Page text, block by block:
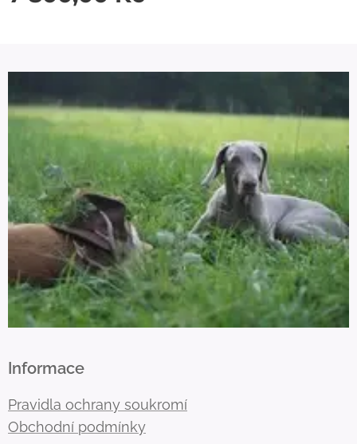
Informace
Pravidla ochrany soukromí
Obchodní podmínky